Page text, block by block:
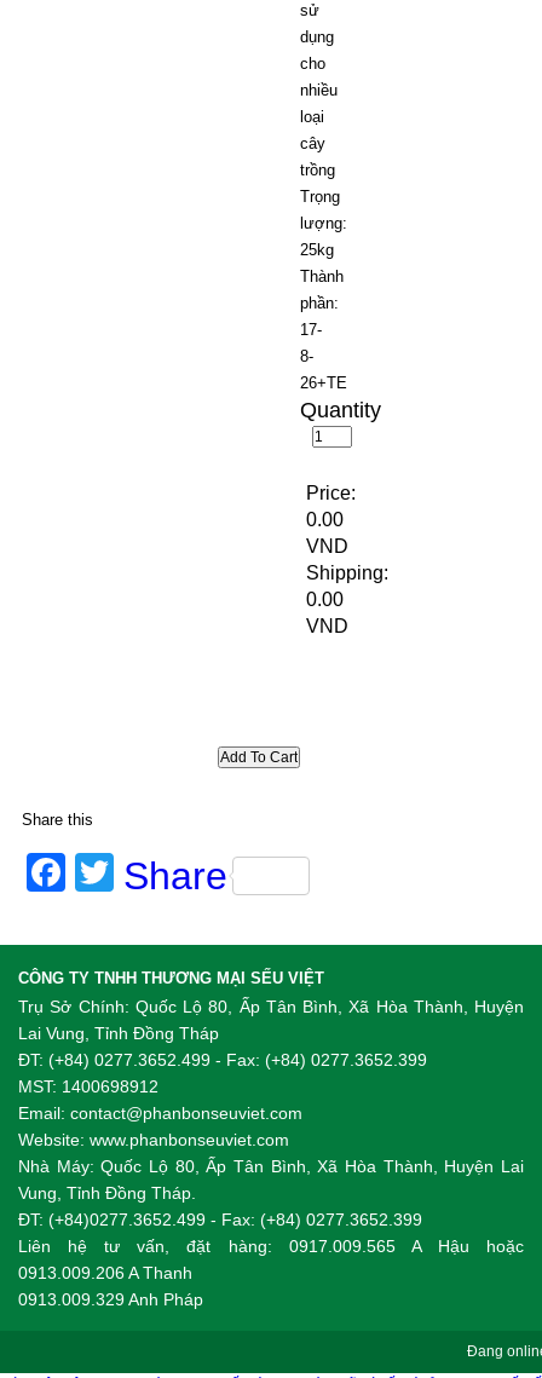
sử
dụng
cho
nhiều
loại
cây
trồng
Trọng
lượng:
25kg
Thành
phần:
17-
8-
26+TE
Quantity
Price:
0.00
VND
Shipping:
0.00
VND
Share this
Facebook
Twitter
Share
CÔNG TY TNHH THƯƠNG MẠI SẾU VIỆT
Trụ Sở Chính: Quốc Lộ 80, Ấp Tân Bình, Xã Hòa Thành, Huyện
Lai Vung, Tỉnh Đồng Tháp
ĐT: (+84) 0277.3652.499 - Fax: (+84) 0277.3652.399
MST: 1400698912
Email: contact@phanbonseuviet.com
Website: www.phanbonseuviet.com
Nhà Máy: Quốc Lộ 80, Ấp Tân Bình, Xã Hòa Thành, Huyện Lai
Vung, Tỉnh Đồng Tháp.
ĐT: (+84)0277.3652.499 - Fax: (+84) 0277.3652.399
Liên hệ tư vấn, đặt hàng: 0917.009.565 A Hậu hoặc
0913.009.206 A Thanh
0913.009.329 Anh Pháp
Đang